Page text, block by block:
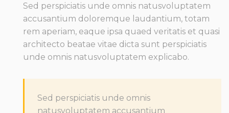
Sed perspiciatis unde omnis natusvoluptatem
accusantium doloremque laudantium, totam
rem aperiam, eaque ipsa quaed veritatis et quasi
architecto beatae vitae dicta sunt perspiciatis
unde omnis natusvoluptatem explicabo.
Sed perspiciatis unde omnis
natusvoluptatem accusantium